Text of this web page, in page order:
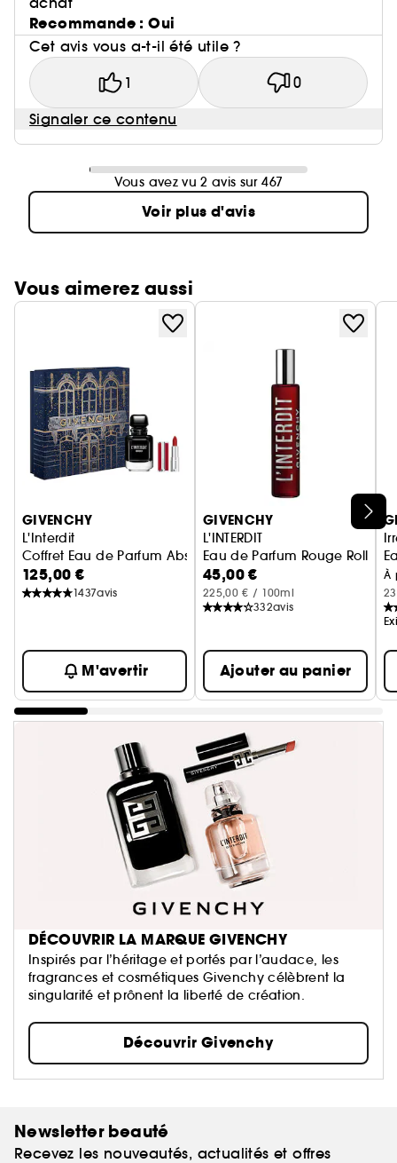
Recommande : Oui
Cet avis vous a-t-il été utile ?
1 0
Signaler ce contenu
Vous avez vu 2 avis sur 467
Voir plus d'avis
Vous aimerez aussi
Ignorer le carrousel produits
GIVENCHY
L'Interdit
Coffret Eau de Parfum Absolu
125,00 €
1437avis
M'avertir
GIVENCHY
L'INTERDIT
Eau de Parfum Rouge Roll-On
45,00 €
225,00 € / 100ml
332avis
Ajouter au panier
À
DÉCOUVRIR LA MARQUE GIVENCHY
Inspirés par l’héritage et portés par l’audace, les
fragrances et cosmétiques Givenchy célèbrent la
singularité et prônent la liberté de création.
Découvrir Givenchy
Newsletter beauté
Recevez les nouveautés, actualités et offres